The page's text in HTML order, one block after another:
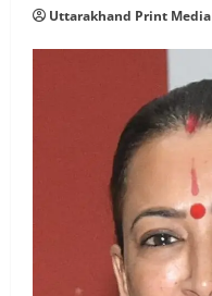
Uttarakhand Print Media